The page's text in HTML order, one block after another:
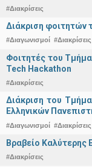
#Διακρίσεις
Διάκριση φοιτητών
#Διαγωνισμοί #Διακρίσεις
Φοιτητές του
Tech Hackathon
#Διακρίσεις
Διάκριση του
Ελληνικών
#Διαγωνισμοί #Διακρίσεις
Βραβείο Καλύτερης
#Διακρίσεις